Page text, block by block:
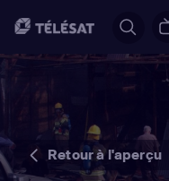
Retour à l'aperçu